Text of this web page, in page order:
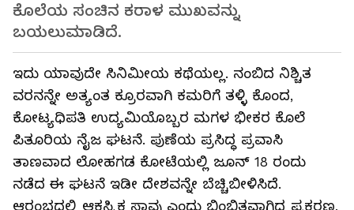
ಕೊಲೆಯ ಸಂಚಿನ ಕರಾಳ ಮುಖವನ್ನು
ಬಯಲುಮಾಡಿದೆ.
ಇದು ಯಾವುದೇ ಸಿನಿಮೀಯ ಕಥೆಯಲ್ಲ. ನಂಬಿದ ನಿಶ್ಚಿತ
ವರನನ್ನೇ ಅತ್ಯಂತ ಕ್ರೂರವಾಗಿ ಕಮರಿಗೆ ತಳ್ಳಿ ಕೊಂದ,
ಕೋಟ್ಯಧಿಪತಿ ಉದ್ಯಮಿಯೊಬ್ಬರ ಮಗಳ ಭೀಕರ ಕೊಲೆ
ಪಿತೂರಿಯ ನೈಜ ಘಟನೆ. ಪುಣೆಯ ಪ್ರಸಿದ್ಧ ಪ್ರವಾಸಿ
ತಾಣವಾದ ಲೋಹಗಡ ಕೋಟೆಯಲ್ಲಿ ಜೂನ್ 18 ರಂದು
ನಡೆದ ಈ ಘಟನೆ ಇಡೀ ದೇಶವನ್ನೇ ಬೆಚ್ಚಿಬೀಳಿಸಿದೆ.
ಆರಂಭದಲ್ಲಿ ಆಕಸ್ಮಿಕ ಸಾವು ಎಂದು ಬಿಂಬಿತವಾಗಿದ್ದ ಪ್ರಕರಣ,